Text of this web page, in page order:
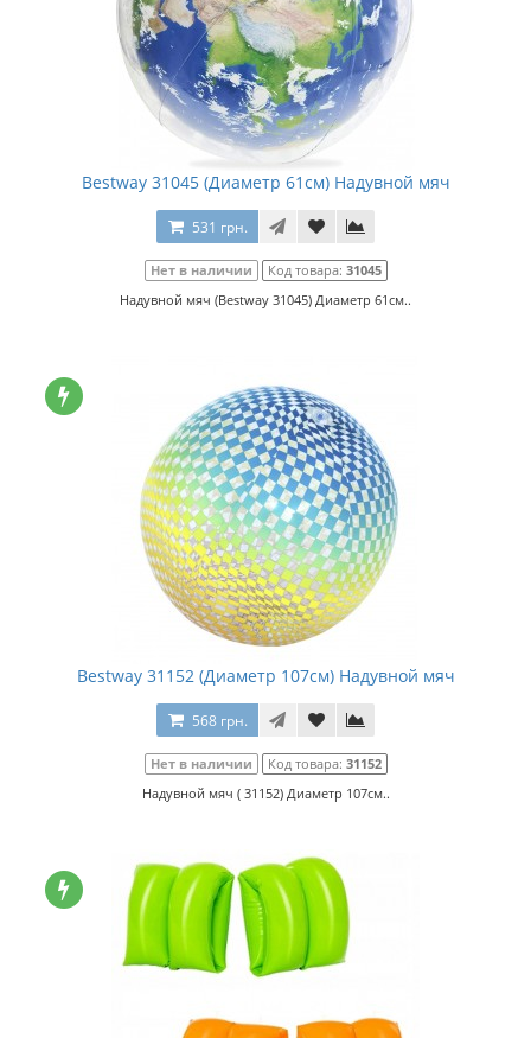
Bestway 31045 (Диаметр 61см) Надувной мяч
531 грн.
Нет в наличии Код товара: 31045
Надувной мяч (Bestway 31045) Диаметр 61см..
Bestway 31152 (Диаметр 107см) Надувной мяч
568 грн.
Нет в наличии Код товара: 31152
Надувной мяч ( 31152) Диаметр 107см..